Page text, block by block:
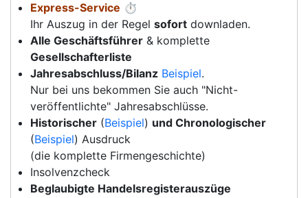
Express-Service ⏱️
Ihr Auszug in der Regel sofort downladen.
Alle Geschäftsführer & komplette
Gesellschafterliste
Jahresabschluss/Bilanz Beispiel.
Nur bei uns bekommen Sie auch "Nicht-
veröffentlichte" Jahresabschlüsse.
Historischer (Beispiel) und Chronologischer
(Beispiel) Ausdruck
(die komplette Firmengeschichte)
Insolvenzcheck
Beglaubigte Handelsregisterauszüge